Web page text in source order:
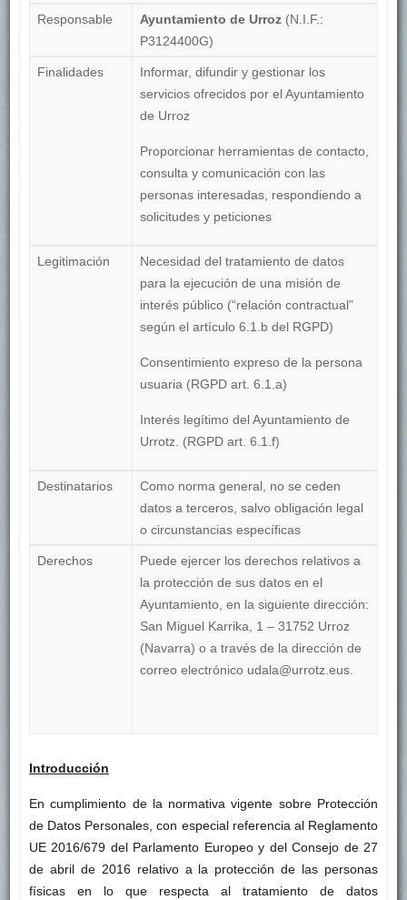
Responsable Ayuntamiento de Urroz (N.I.F.:
P3124400G)
Finalidades
Informar, difundir y gestionar los
servicios ofrecidos por el Ayuntamiento
de Urroz
Proporcionar herramientas de contacto,
consulta y comunicación con las
personas interesadas, respondiendo a
solicitudes y peticiones
Legitimación
Necesidad del tratamiento de datos
para la ejecución de una misión de
interés público (“relación contractual”
según el artículo 6.1.b del RGPD)
Consentimiento expreso de la persona
usuaria (RGPD art. 6.1.a)
Interés legítimo del Ayuntamiento de
Urrotz. (RGPD art. 6.1.f)
Destinatarios
Como norma general, no se ceden
datos a terceros, salvo obligación legal
o circunstancias específicas
Derechos
Puede ejercer los derechos relativos a
la protección de sus datos en el
Ayuntamiento, en la siguiente dirección:
San Miguel Karrika, 1 – 31752 Urroz
(Navarra) o a través de la dirección de
correo electrónico udala@urrotz.eus.
Introducción
En cumplimiento de la normativa vigente sobre Protección
de Datos Personales, con especial referencia al Reglamento
UE 2016/679 del Parlamento Europeo y del Consejo de 27
de abril de 2016 relativo a la protección de las personas
físicas en lo que respecta al tratamiento de datos